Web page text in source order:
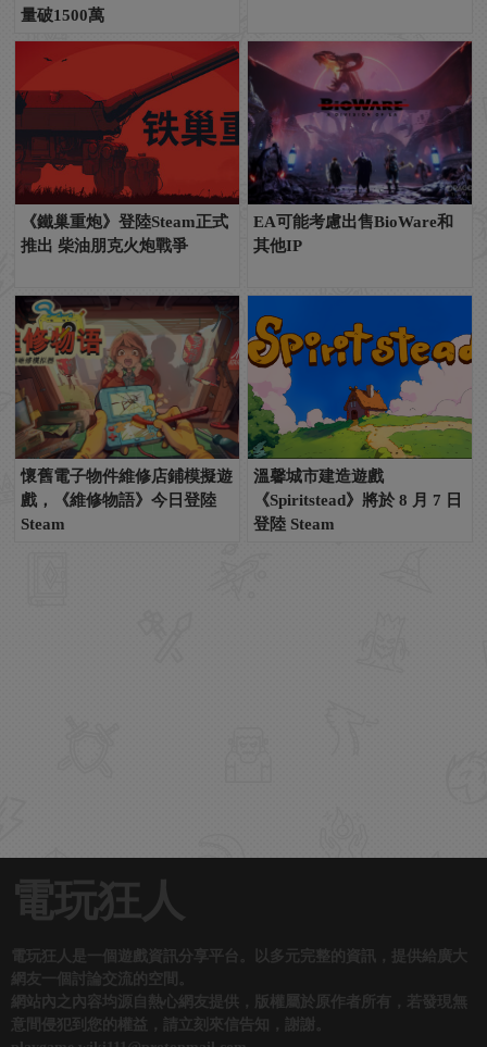
量破1500萬
《鐵巢重炮》登陸Steam正式
推出 柴油朋克火炮戰爭
EA可能考慮出售BioWare和
其他IP
懷舊電子物件維修店鋪模擬遊
戲，《維修物語》今日登陸
Steam
溫馨城市建造遊戲
《Spiritstead》將於 8 月 7 日
登陸 Steam
電玩狂人
電玩狂人是一個遊戲資訊分享平台。以多元完整的資訊，提供給廣大
網友一個討論交流的空間。
網站內之內容均源自熱心網友提供，版權屬於原作者所有，若發現無
意間侵犯到您的權益，請立刻來信告知，謝謝。